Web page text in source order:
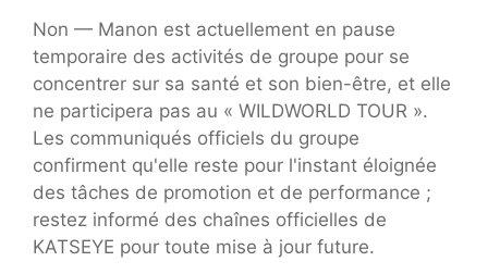
Non — Manon est actuellement en pause
temporaire des activités de groupe pour se
concentrer sur sa santé et son bien-être, et elle
ne participera pas au « WILDWORLD TOUR ».
Les communiqués officiels du groupe
confirment qu'elle reste pour l'instant éloignée
des tâches de promotion et de performance ;
restez informé des chaînes officielles de
KATSEYE pour toute mise à jour future.